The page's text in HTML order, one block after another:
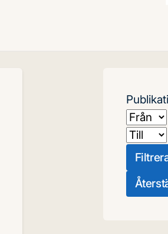
Från
Till